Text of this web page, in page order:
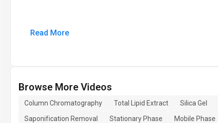
Read More
Browse More Videos
Column Chromatography Total Lipid Extract
Silica Gel
Saponification Removal
Stationary Phase Mobile Phase